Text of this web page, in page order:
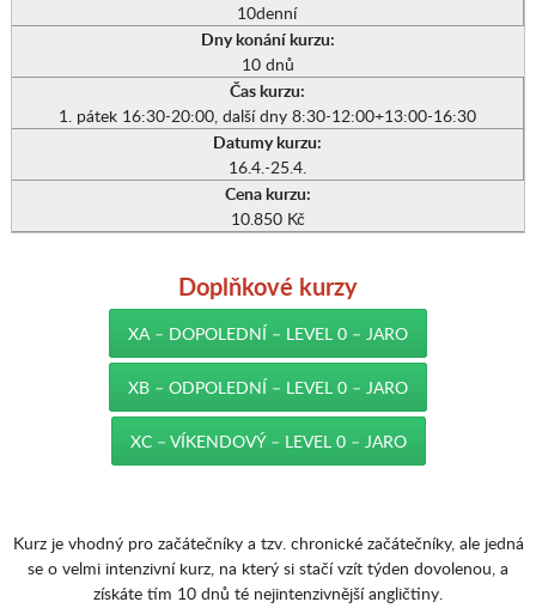
10denní
Dny konání kurzu:
10 dnů
Čas kurzu:
1. pátek 16:30-20:00, další dny 8:30-12:00+13:00-16:30
Datumy kurzu:
16.4.-25.4.
Cena kurzu:
10.850 Kč
Doplňkové kurzy
XA – DOPOLEDNÍ – LEVEL 0 – JARO
XB – ODPOLEDNÍ – LEVEL 0 – JARO
XC – VÍKENDOVÝ – LEVEL 0 – JARO
Kurz je vhodný pro začátečníky a tzv. chronické začátečníky, ale jedná
se o velmi intenzivní kurz, na který si stačí vzít týden dovolenou, a
získáte tím 10 dnů té nejintenzivnější angličtiny.